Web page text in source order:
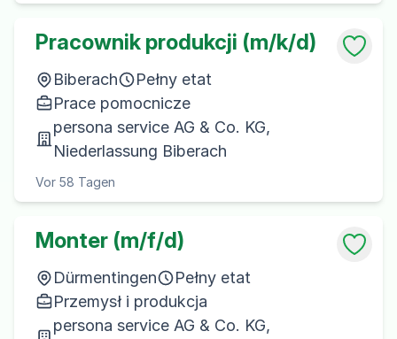
Pracownik produkcji (m/k/d)
Biberach
Pełny etat
Prace pomocnicze
persona service AG & Co. KG,
Niederlassung Biberach
Vor 58 Tagen
Monter (m/f/d)
Dürmentingen
Pełny etat
Przemysł i produkcja
persona service AG & Co. KG,